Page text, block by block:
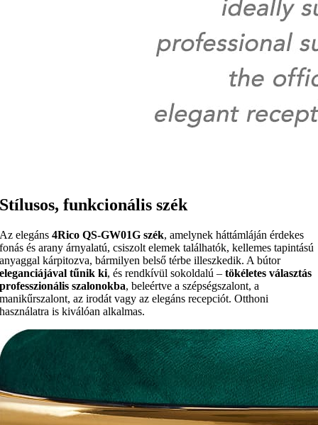
Stílusos, funkcionális szék
Az elegáns 4Rico QS-GW01G szék, amelynek háttámláján érdekes
fonás és arany árnyalatú, csiszolt elemek találhatók, kellemes tapintású
anyaggal kárpitozva, bármilyen belső térbe illeszkedik. A bútor
eleganciájával tűnik ki, és rendkívül sokoldalú –tökéletes választás
professzionális szalonokba, beleértve a szépségszalont, a
manikűrszalont, az irodát vagy az elegáns recepciót. Otthoni
használatra is kiválóan alkalmas.